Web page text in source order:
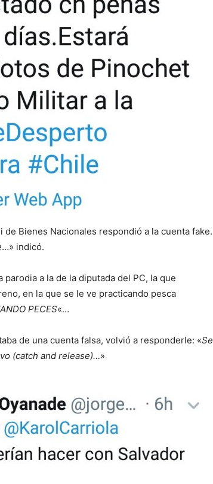
Bienes Nacionales respondió a la cuenta fake.
…» indicó.
a la de la diputada del PC, la que
en la que se le ve practicando pesca
PECES«…
de una cuenta falsa, volvió a responderle: «Se
(catch and release)…»